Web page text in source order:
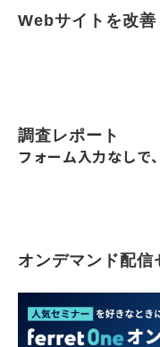
Webサイトを改善
調査レポート
フォーム入力なしで
オンデマンド配信